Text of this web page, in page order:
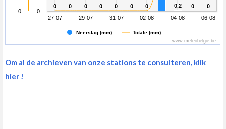
0
0 0
0 0
0 0
0 0
0 0
0 0
0 0.2
0.2 0
0 0
0
Neerslag (mm) Totale (mm)
27-07 29-07 31-07 02-08 04-08 06-08
0
0
www.meteobelgie.be
Om al de archieven van onze stations te consulteren, klik
hier !